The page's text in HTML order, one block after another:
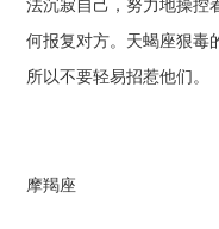
法沉寂自己，努力地操控
何报复对方。天蝎座狠毒
所以不要轻易招惹他们。
摩羯座